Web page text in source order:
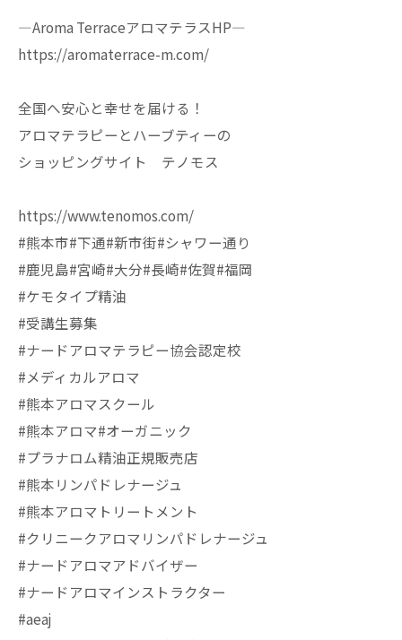
—Aroma TerraceアロマテラスHP—
https://aromaterrace-m.com/
全国へ安心と幸せを届ける！
アロマテラピーとハーブティーの
ショッピングサイト テノモス
https://www.tenomos.com/
#熊本市#下通#新市街#シャワー通り
#鹿児島#宮崎#大分#長崎#佐賀#福岡
#ケモタイプ精油
#受講生募集
#ナードアロマテラピー協会認定校
#メディカルアロマ
#熊本アロマスクール
#熊本アロマ#オーガニック
#プラナロム精油正規販売店
#熊本リンパドレナージュ
#熊本アロマトリートメント
#クリニークアロマリンパドレナージュ
#ナードアロマアドバイザー
#ナードアロマインストラクター
#aeaj